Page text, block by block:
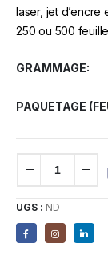
laser, jet d’encre
250 ou 500
GRAMMAGE
PAQUETAGE
UGS : ND